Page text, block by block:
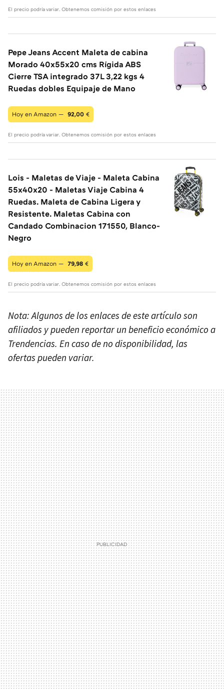
El precio podría variar. Obtenemos comisión por estos enlaces
Pepe Jeans Accent Maleta de cabina
Morado 40x55x20 cms Rígida ABS
Cierre TSA integrado 37L 3,22 kgs 4
Ruedas dobles Equipaje de Mano
Hoy en Amazon — 92,00 €
El precio podría variar. Obtenemos comisión por estos enlaces
Lois - Maletas de Viaje - Maleta Cabina
55x40x20 - Maletas Viaje Cabina 4
Ruedas. Maleta de Cabina Ligera y
Resistente. Maletas Cabina con
Candado Combinacion 171550, Blanco-
Negro
Hoy en Amazon — 79,98 €
El precio podría variar. Obtenemos comisión por estos enlaces
Nota: Algunos de los enlaces de este artículo son
afiliados y pueden reportar un beneficio económico a
Trendencias. En caso de no disponibilidad, las
ofertas pueden variar.